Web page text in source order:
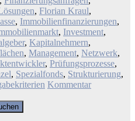
, Florian Kraul,
, Immobilienfinanzierungen,
, Investment,
, Kapitalnehmern,
, Management, Netzwerk,
, Prüfungsprozesse,
, Spezialfonds, Strukturierung,
Kommentar